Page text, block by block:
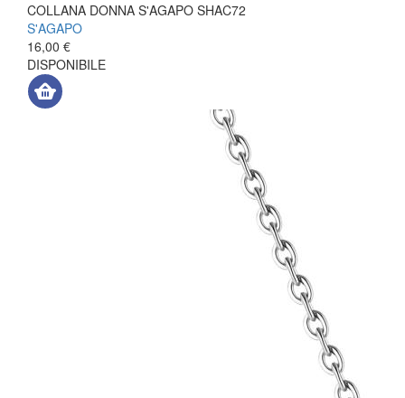
COLLANA DONNA S'AGAPO SHAC72
S'AGAPO
16,00 €
DISPONIBILE